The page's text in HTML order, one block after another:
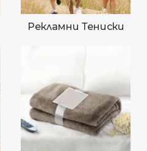
Рекламни Тениски